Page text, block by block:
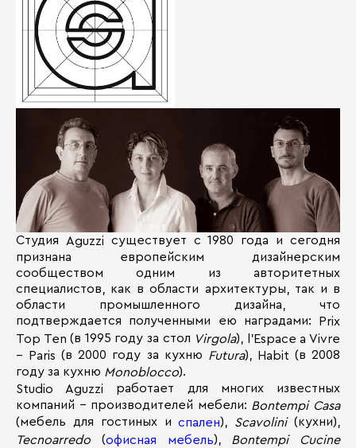
Студия Aguzzi существует с 1980 года и сегодня
признана европейским дизайнерским
сообществом одним из авторитетных
специалистов, как в области архитектуры, так и в
области промышленного дизайна, что
подтверждается полученными ею наградами:
Prix
Top Ten (в 1995 году за стол Virgola),
l’Espace a Vivre
– Paris(в 2000 году за кухню Futura), Habit (в 2008
году за кухню Monoblocco).
Studio Aguzzi работает для многих известных
компаний – производителей мебели: Bontempi Casa
(мебель для гостиных испален), Scavolini(кухни),
Tecnoarredo (офисная мебель), Bontempi Cucine